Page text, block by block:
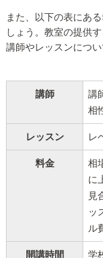
また、以下の表にあ
しょう。教室の提供
講師やレッスンにつ
講師
講
相
レッスン レ
料金
相
に
見
ッ
ル
開講時間 学